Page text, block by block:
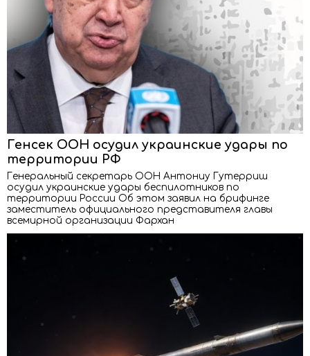
Генсек ООН осудил украинские удары по
территории РФ
Генеральный секретарь ООН Антониу Гутерриш
осудил украинские удары беспилотников по
территории России Об этом заявил на брифинге
заместитель официального представителя главы
всемирной организации Фархан